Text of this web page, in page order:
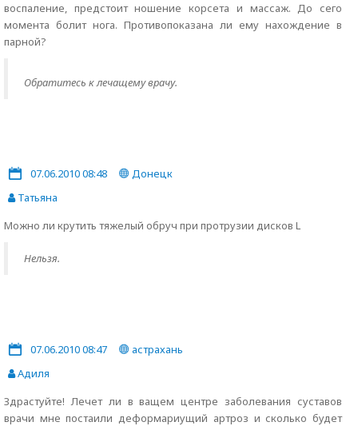
воспаление, предстоит ношение корсета и массаж. До сего
момента болит нога. Противопоказана ли ему нахождение в
парной?
Обратитесь к лечащему врачу.
07.06.2010 08:48
Донецк
Татьяна
Можно ли крутить тяжелый обруч при протрузии дисков L
Нельзя.
07.06.2010 08:47
астрахань
Адиля
Здрастуйте! Лечет ли в ващем центре заболевания суставов
врачи мне постаили деформариущий артроз и сколько будет